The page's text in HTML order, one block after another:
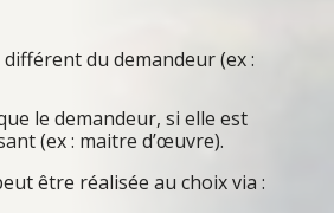
différent du demandeur (ex :
le demandeur, si elle est
(ex : maitre d’œuvre).
être réalisée au choix via :